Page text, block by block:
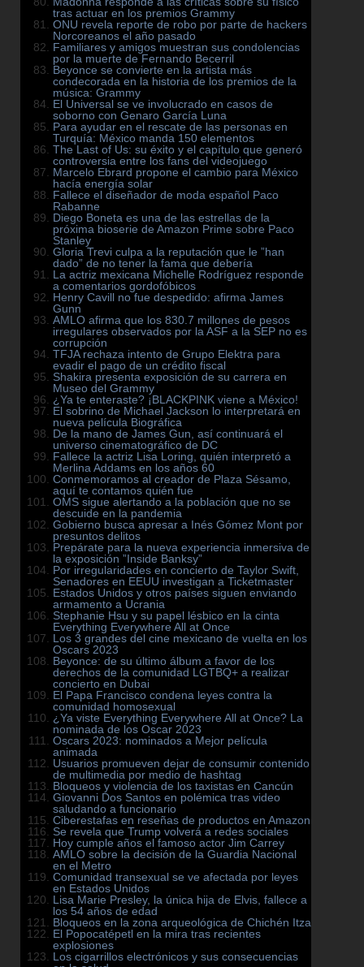
tras actuar en los premios Grammy
ONU revela reporte de robo por parte de hackers
Norcoreanos el año pasado
Familiares y amigos muestran sus condolencias
por la muerte de Fernando Becerril
Beyonce se convierte en la artista más
condecorada en la historia de los premios de la
música: Grammy
El Universal se ve involucrado en casos de
soborno con Genaro García Luna
Para ayudar en el rescate de las personas en
Turquía: México manda 150 elementos
The Last of Us: su éxito y el capítulo que generó
controversia entre los fans del videojuego
Marcelo Ebrard propone el cambio para México
hacía energía solar
Fallece el diseñador de moda español Paco
Rabanne
Diego Boneta es una de las estrellas de la
próxima bioserie de Amazon Prime sobre Paco
Stanley
Gloria Trevi culpa a la reputación que le ”han
dado” de no tener la fama que debería
La actriz mexicana Michelle Rodríguez responde
a comentarios gordofóbicos
Henry Cavill no fue despedido: afirma James
Gunn
AMLO afirma que los 830.7 millones de pesos
irregulares observados por la ASF a la SEP no es
corrupción
TFJA rechaza intento de Grupo Elektra para
evadir el pago de un crédito fiscal
Shakira presenta exposición de su carrera en
Museo del Grammy
¿Ya te enteraste? ¡BLACKPINK viene a México!
El sobrino de Michael Jackson lo interpretará en
nueva película Biográfica
De la mano de James Gun, así continuará el
universo cinematográfico de DC
Fallece la actriz Lisa Loring, quién interpretó a
Merlina Addams en los años 60
Conmemoramos al creador de Plaza Sésamo,
aquí te contamos quién fue
OMS sigue alertando a la población que no se
descuide en la pandemia
Gobierno busca apresar a Inés Gómez Mont por
presuntos delitos
Prepárate para la nueva experiencia inmersiva de
la exposición ”Inside Banksy”
Por irregularidades en concierto de Taylor Swift,
Senadores en EEUU investigan a Ticketmaster
Estados Unidos y otros países siguen enviando
armamento a Ucrania
Stephanie Hsu y su papel lésbico en la cinta
Everything Everywhere All at Once
Los 3 grandes del cine mexicano de vuelta en los
Oscars 2023
Beyonce: de su último álbum a favor de los
derechos de la comunidad LGTBQ+ a realizar
concierto en Dubai
El Papa Francisco condena leyes contra la
comunidad homosexual
¿Ya viste Everything Everywhere All at Once? La
nominada de los Oscar 2023
Oscars 2023: nominados a Mejor película
animada
Usuarios promueven dejar de consumir contenido
de multimedia por medio de hashtag
Bloqueos y violencia de los taxistas en Cancún
Giovanni Dos Santos en polémica tras video
saludando a funcionario
Ciberestafas en reseñas de productos en Amazon
Se revela que Trump volverá a redes sociales
Hoy cumple años el famoso actor Jim Carrey
AMLO sobre la decisión de la Guardia Nacional
en el Metro
Comunidad transexual se ve afectada por leyes
en Estados Unidos
Lisa Marie Presley, la única hija de Elvis, fallece a
los 54 años de edad
Bloqueos en la zona arqueológica de Chichén Itza
El Popocatépetl en la mira tras recientes
explosiones
Los cigarrillos electrónicos y sus consecuencias